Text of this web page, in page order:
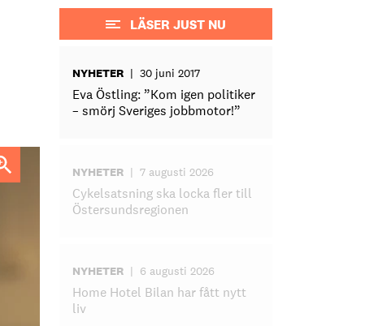
LÄSER JUST NU
NYHETER | 30 juni 2017
Eva Östling: ”Kom igen politiker
– smörj Sveriges jobbmotor!”
NYHETER | 7 augusti 2026
Cykelsatsning ska locka fler till
Östersundsregionen
NYHETER | 6 augusti 2026
Home Hotel Bilan har fått nytt
liv